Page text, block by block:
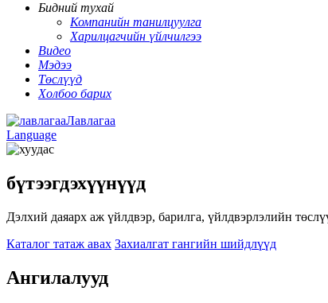
Бидний тухай
Компанийн танилцуулга
Харилцагчийн үйлчилгээ
Видео
Мэдээ
Төслүүд
Холбоо барих
Лавлагаа
Language
бүтээгдэхүүнүүд
Дэлхий даяарх аж үйлдвэр, барилга, үйлдвэрлэлийн
Каталог татаж авах Захиалгат гангийн шийдлүүд
Ангилалууд